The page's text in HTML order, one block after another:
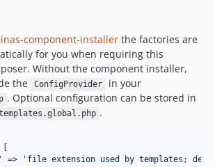
component-installer the factories are
for you when requiring this
Without the component installer,
the
ConfigProvider in your
. Optional configuration can be stored in
.
' => ' file extension used by templates;